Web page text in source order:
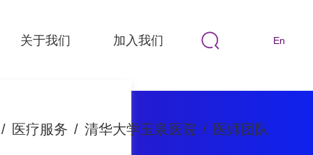
关于我们 加入我们 En
/ 医疗服务 / 清华大学玉泉医院 / 医师团队